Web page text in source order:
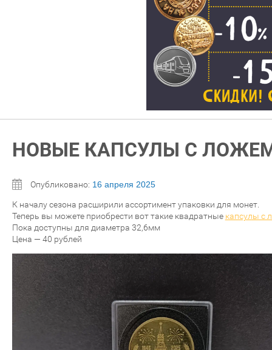
НОВЫЕ КАПСУЛЫ С
Опубликовано: 16 апреля 2025
К началу сезона расширили ассортимент упаковки для монет.
Теперь вы можете приобрести вот такие квадратные капсулы с
Пока доступны для диаметра 32,6мм
Цена — 40 рублей